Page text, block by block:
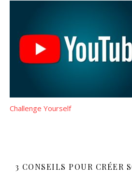
Challenge Yourself
3 CONSEILS POUR CRÉER